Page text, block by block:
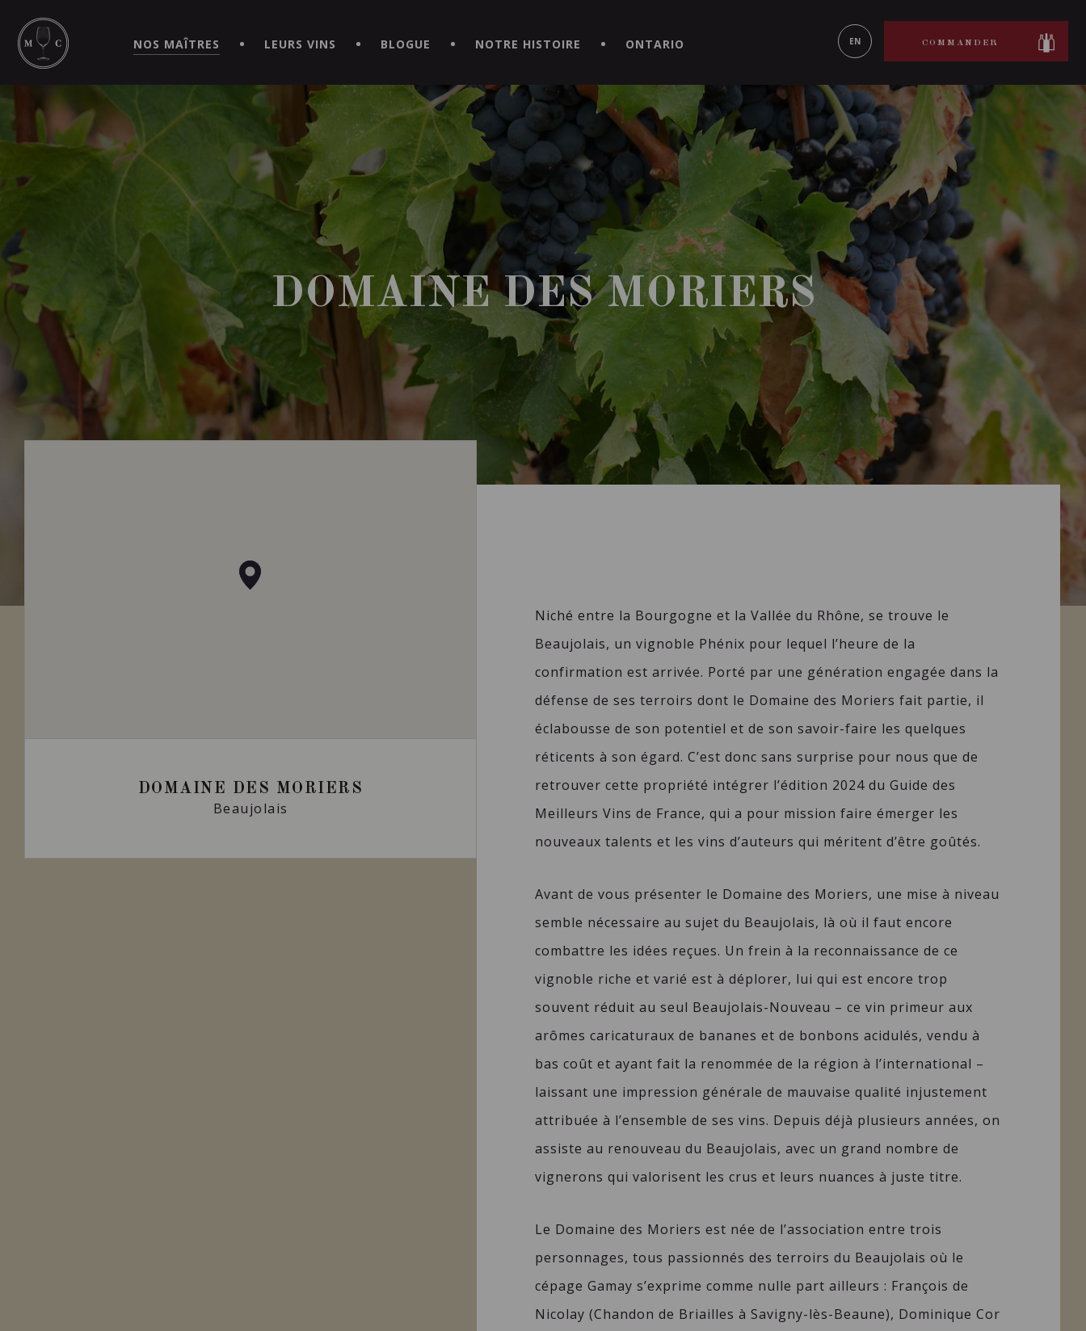
MAITRE | CAVISTE VIRTUEL!
NOS MAÎTRES LEURS VINS BLOGUE NOTRE HISTOIRE ONTARIO EN COMMANDER
DOMAINE DES MORIERS
DOMAINE DES MORIERS
Beaujolais
Niché entre la Bourgogne et la Vallée du Rhône, se trouve le
Beaujolais, un vignoble Phénix pour lequel l’heure de la
confirmation est arrivée. Porté par une génération engagée dans la
défense de ses terroirs dont le Domaine des Moriers fait partie, il
éclabousse de son potentiel et de son savoir-faire les quelques
réticents à son égard. C’est donc sans surprise pour nous que de
retrouver cette propriété intégrer l’édition 2024 du Guide des
Meilleurs Vins de France, qui a pour mission faire émerger les
nouveaux talents et les vins d’auteurs qui méritent d’être goûtés.
Avant de vous présenter le Domaine des Moriers, une mise à niveau
semble nécessaire au sujet du Beaujolais, là où il faut encore
combattre les idées reçues. Un frein à la reconnaissance de ce
vignoble riche et varié est à déplorer, lui qui est encore trop
souvent réduit au seul Beaujolais-Nouveau – ce vin primeur aux
arômes caricaturaux de bananes et de bonbons acidulés, vendu à
bas coût et ayant fait la renommée de la région à l’international –
laissant une impression générale de mauvaise qualité injustement
attribuée à l’ensemble de ses vins. Depuis déjà plusieurs années, on
assiste au renouveau du Beaujolais, avec un grand nombre de
vignerons qui valorisent les crus et leurs nuances à juste titre.
Le Domaine des Moriers est née de l’association entre trois
personnages, tous passionnés des terroirs du Beaujolais où le
cépage Gamay s’exprime comme nulle part ailleurs : François de
Nicolay (Chandon de Briailles à Savigny-lès-Beaune), Dominique Cor